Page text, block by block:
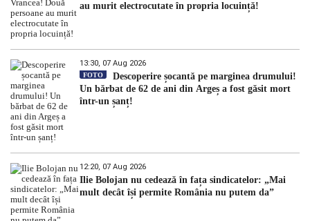
au murit electrocutate în propria locuință!
13:30, 07 Aug 2026
FOTO
Descoperire șocantă pe marginea drumului!
Un bărbat de 62 de ani din Argeș a fost găsit mort
într-un șanț!
12:20, 07 Aug 2026
Ilie Bolojan nu cedează în fața sindicatelor: „Mai
mult decât își permite România nu putem da”